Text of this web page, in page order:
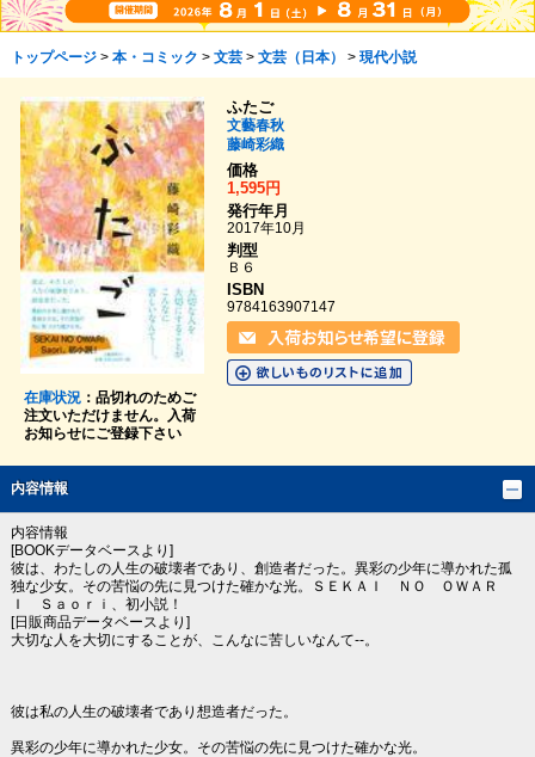
トップページ> 本・コミック > 文芸> 文芸（日本） > 現代小説
在庫状況：品切れのためご
注文いただけません。入荷
お知らせにご登録下さい
ふたご
文藝春秋
藤崎彩織
価格
1,595円
発行年月
2017年10月
判型
Ｂ６
ISBN
9784163907147
内容情報
内容情報
[BOOKデータベースより]
彼は、わたしの人生の破壊者であり、創造者だった。異彩の少年に導かれた孤
独な少女。その苦悩の先に見つけた確かな光。ＳＥＫＡＩ ＮＯ ＯＷＡＲ
Ｉ Ｓａｏｒｉ、初小説！
[日販商品データベースより]
大切な人を大切にすることが、こんなに苦しいなんて--。
彼は私の人生の破壊者であり想造者だった。
異彩の少年に導かれた少女。その苦悩の先に見つけた確かな光。